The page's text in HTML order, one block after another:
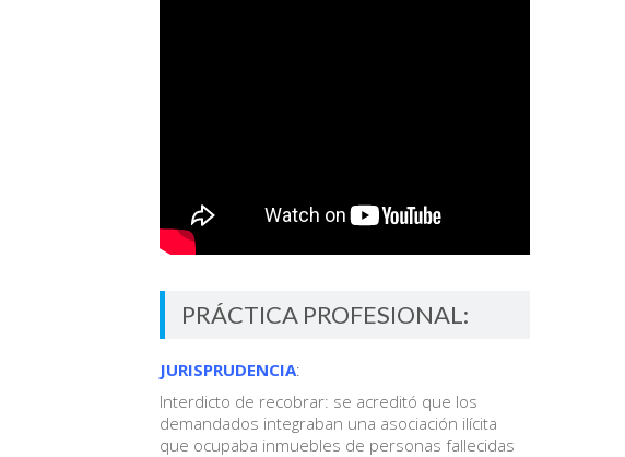
PRÁCTICA PROFESIONAL:
JURISPRUDENCIA:
Interdicto de recobrar: se acreditó que los
demandados integraban una asociación ilícita
que ocupaba inmuebles de personas fallecidas